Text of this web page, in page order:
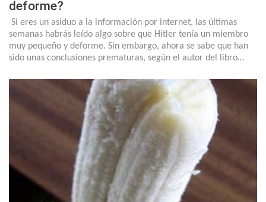
deforme?
Si eres un asiduo a la información por internet, las últimas
semanas habrás leído algo sobre que Hitler tenía un miembro
muy pequeño y deforme. Sin embargo, ahora se sabe que han
sido unas conclusiones prematuras, según el autor del libro…